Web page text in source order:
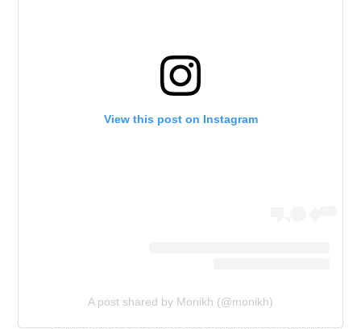
View this post on Instagram
A post shared by Monikh (@monikh)